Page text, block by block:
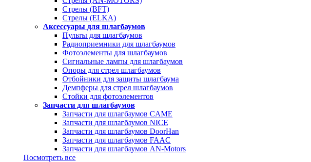
Стрелы (BFT)
Стрелы (ELKA)
Аксессуары для шлагбаумов
Пульты для шлагбаумов
Радиоприемники для шлагбаумов
Фотоэлементы для шлагбаумов
Сигнальные лампы для шлагбаумов
Опоры для стрел шлагбаумов
Отбойники для защиты шлагбаума
Демпферы для стрел шлагбаумов
Стойки для фотоэлементов
Запчасти для шлагбаумов
Запчасти для шлагбаумов CAME
Запчасти для шлагбаумов NICE
Запчасти для шлагбаумов DoorHan
Запчасти для шлагбаумов FAAC
Запчасти для шлагбаумов AN-Motors
Посмотреть все